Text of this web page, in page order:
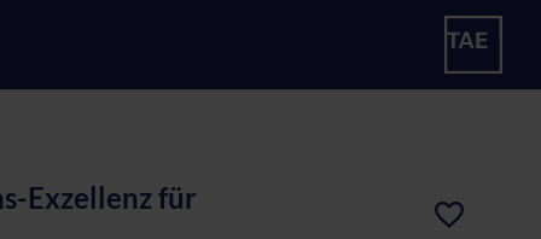
Exzellenz für